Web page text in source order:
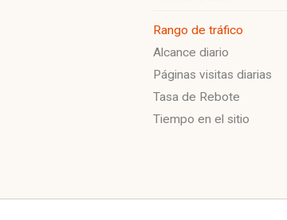
Rango de tráfico
Alcance diario
Páginas visitas diarias
Tasa de Rebote
Tiempo en el sitio